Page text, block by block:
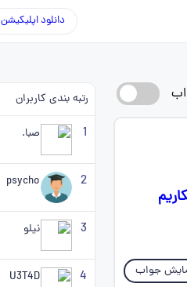
دانلود اپلیکیشن
جواب
رتبه بندی کاربران
1 صبا.
2
psycho
3 نیلو
4
U3T4D